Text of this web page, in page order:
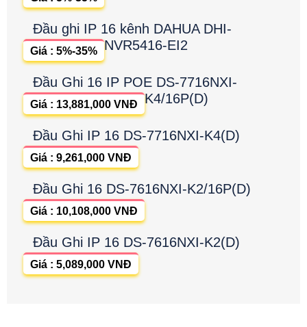
Đầu ghi IP 16 kênh DAHUA DHI-
NVR5416-EI2
Giá : 5%-35%
Đầu Ghi 16 IP POE DS-7716NXI-
K4/16P(D)
Giá : 13,881,000 VNĐ
Đầu Ghi IP 16 DS-7716NXI-K4(D)
Giá : 9,261,000 VNĐ
Đầu Ghi 16 DS-7616NXI-K2/16P(D)
Giá : 10,108,000 VNĐ
Đầu Ghi IP 16 DS-7616NXI-K2(D)
Giá : 5,089,000 VNĐ